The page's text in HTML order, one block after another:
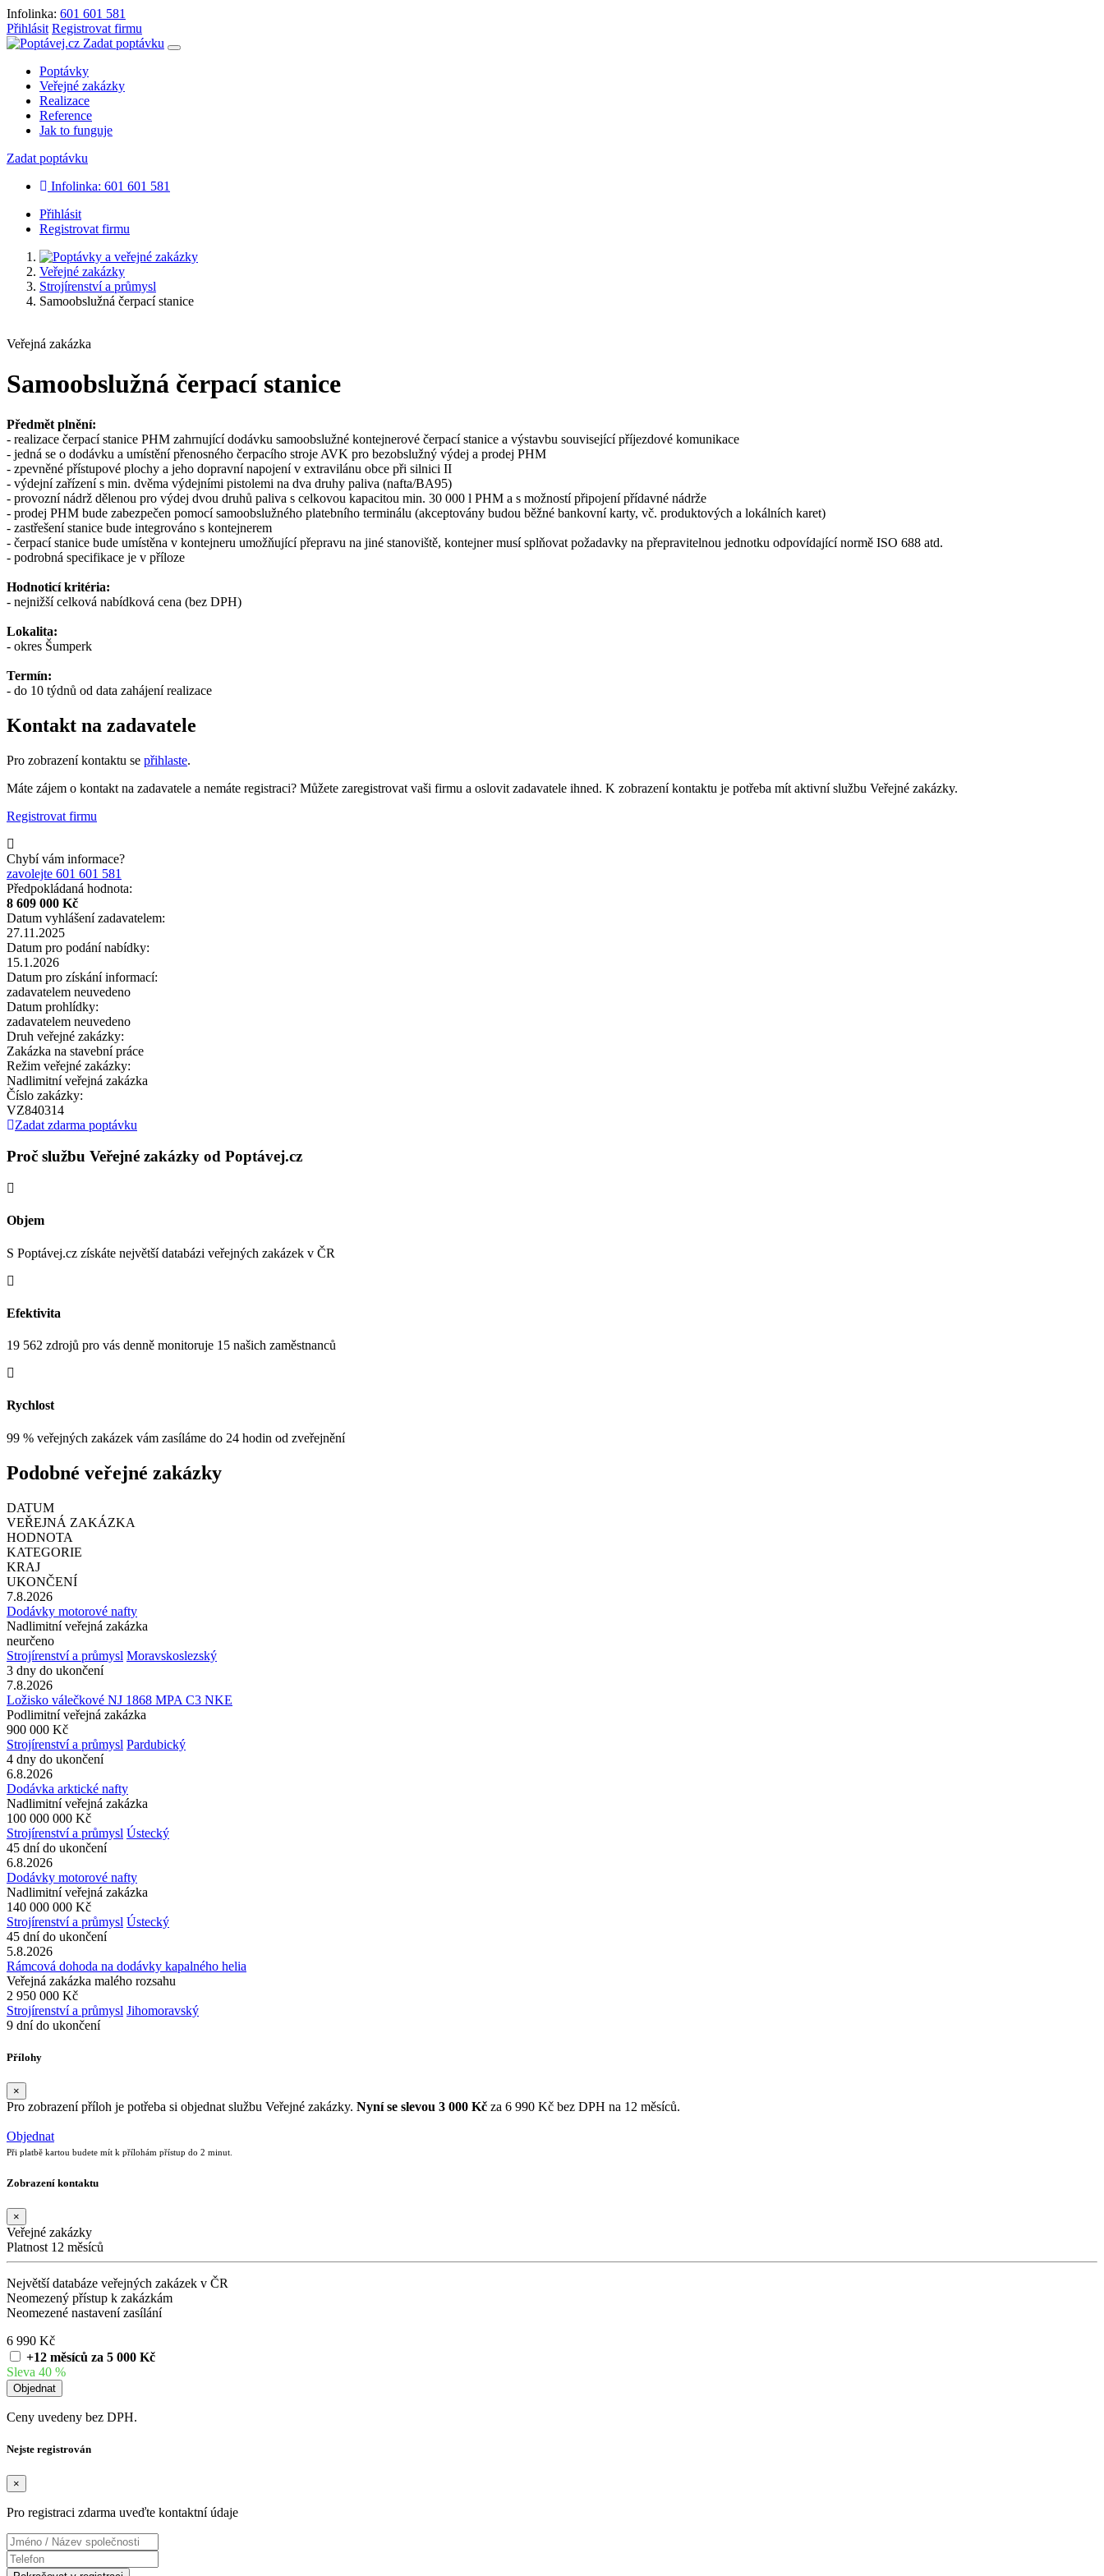
Infolinka: 601 601 581
Přihlásit Registrovat firmu
Zadat poptávku
Poptávky
Veřejné zakázky
Realizace
Reference
Jak to funguje
Zadat poptávku
Infolinka: 601 601 581
Přihlásit
Registrovat firmu
Veřejné zakázky
Strojírenství a průmysl
Samoobslužná čerpací stanice
Veřejná zakázka
Samoobslužná čerpací stanice
Předmět plnění:
- realizace čerpací stanice PHM zahrnující dodávku samoobslužné kontejnerové čerpací stanice a výstavbu související příjezdové komunikace
- jedná se o dodávku a umístění přenosného čerpacího stroje AVK pro bezobslužný výdej a prodej PHM
- zpevněné přístupové plochy a jeho dopravní napojení v extravilánu obce při silnici II
- výdejní zařízení s min. dvěma výdejními pistolemi na dva druhy paliva (nafta/BA95)
- provozní nádrž dělenou pro výdej dvou druhů paliva s celkovou kapacitou min. 30 000 l PHM a s možností připojení přídavné nádrže
- prodej PHM bude zabezpečen pomocí samoobslužného platebního terminálu (akceptovány budou běžné bankovní karty, vč. produktových a lokálních karet)
- zastřešení stanice bude integrováno s kontejnerem
- čerpací stanice bude umístěna v kontejneru umožňující přepravu na jiné stanoviště, kontejner musí splňovat požadavky na přepravitelnou jednotku odpovídající normě ISO 688 atd.
- podrobná specifikace je v příloze
Hodnoticí kritéria:
- nejnižší celková nabídková cena (bez DPH)
Lokalita:
- okres Šumperk
Termín:
- do 10 týdnů od data zahájení realizace
Kontakt na zadavatele
Pro zobrazení kontaktu se přihlaste.
Máte zájem o kontakt na zadavatele a nemáte registraci? Můžete zaregistrovat vaši firmu a oslovit zadavatele ihned. K zobrazení kontaktu je potřeba mít aktivní službu Veřejné zakázky.
Registrovat firmu
Chybí vám informace?
zavolejte 601 601 581
Předpokládaná hodnota:
8 609 000 Kč
Datum vyhlášení zadavatelem:
27.11.2025
Datum pro podání nabídky:
15.1.2026
Datum pro získání informací:
zadavatelem neuvedeno
Datum prohlídky:
zadavatelem neuvedeno
Druh veřejné zakázky:
Zakázka na stavební práce
Režim veřejné zakázky:
Nadlimitní veřejná zakázka
Číslo zakázky:
VZ840314
Zadat zdarma poptávku
Proč službu Veřejné zakázky od Poptávej.cz
Objem
S Poptávej.cz získáte největší databázi veřejných zakázek v ČR
Efektivita
19 562 zdrojů pro vás denně monitoruje 15 našich zaměstnanců
Rychlost
99 % veřejných zakázek vám zasíláme do 24 hodin od zveřejnění
Podobné veřejné zakázky
DATUM
VEŘEJNÁ ZAKÁZKA
HODNOTA
KATEGORIE
KRAJ
UKONČENÍ
7.8.2026
Dodávky motorové nafty
Nadlimitní veřejná zakázka
neurčeno
Strojírenství a průmysl Moravskoslezský
3 dny do ukončení
7.8.2026
Ložisko válečkové NJ 1868 MPA C3 NKE
Podlimitní veřejná zakázka
900 000 Kč
Strojírenství a průmysl Pardubický
4 dny do ukončení
6.8.2026
Dodávka arktické nafty
Nadlimitní veřejná zakázka
100 000 000 Kč
Strojírenství a průmysl Ústecký
45 dní do ukončení
6.8.2026
Dodávky motorové nafty
Nadlimitní veřejná zakázka
140 000 000 Kč
Strojírenství a průmysl Ústecký
45 dní do ukončení
5.8.2026
Rámcová dohoda na dodávky kapalného helia
Veřejná zakázka malého rozsahu
2 950 000 Kč
Strojírenství a průmysl Jihomoravský
9 dní do ukončení
Přílohy
×
Pro zobrazení příloh je potřeba si objednat službu Veřejné zakázky. Nyní se slevou 3 000 Kč za 6 990 Kč bez DPH na 12 měsíců.
Objednat
Při platbě kartou budete mít k přílohám přístup do 2 minut.
Zobrazení kontaktu
×
Veřejné zakázky
Platnost 12 měsíců
Největší databáze veřejných zakázek v ČR
Neomezený přístup k zakázkám
Neomezené nastavení zasílání
6 990 Kč
+12 měsíců za 5 000 Kč
Sleva 40 %
Ceny uvedeny bez DPH.
Nejste registrován
×
Pro registraci zdarma uveďte kontaktní údaje